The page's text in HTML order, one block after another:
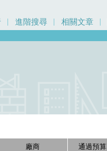
進階搜尋 相關文章
廠商 通過預算